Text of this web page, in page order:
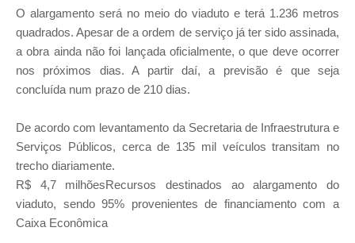
O alargamento será no meio do viaduto e terá 1.236 metros
quadrados. Apesar de a ordem de serviço já ter sido assinada,
a obra ainda não foi lançada oficialmente, o que deve ocorrer
nos próximos dias. A partir daí, a previsão é que seja
concluída num prazo de 210 dias.
De acordo com levantamento da Secretaria de Infraestrutura e
Serviços Públicos, cerca de 135 mil veículos transitam no
trecho diariamente.
R$ 4,7 milhõesRecursos destinados ao alargamento do
viaduto, sendo 95% provenientes de financiamento com a
Caixa Econômica